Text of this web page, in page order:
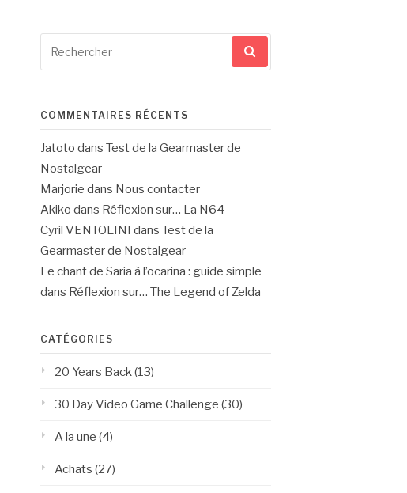
pour
COMMENTAIRES RÉCENTS
Jatoto dans Test de la Gearmaster de
Nostalgear
Marjorie dans Nous contacter
Akiko dans Réflexion sur… La N64
Cyril VENTOLINI dans Test de la
Gearmaster de Nostalgear
Le chant de Saria à l’ocarina : guide simple
dans Réflexion sur… The Legend of Zelda
CATÉGORIES
20 Years Back (13)
30 Day Video Game Challenge (30)
A la une (4)
Achats (27)